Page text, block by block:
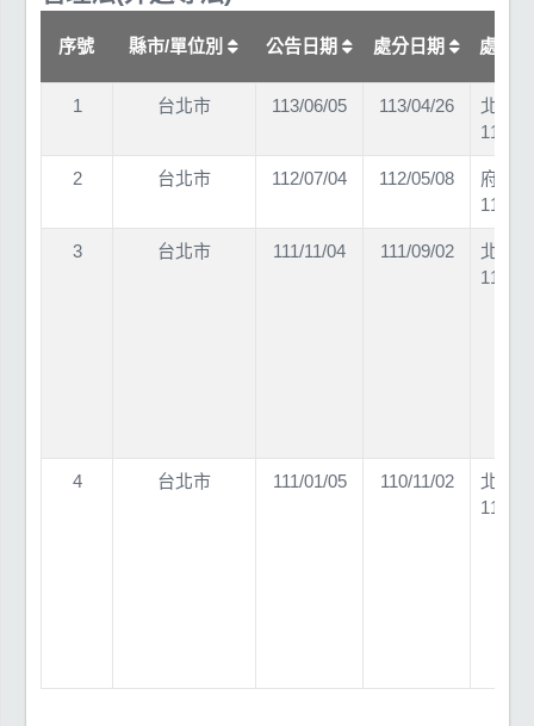
序號 縣市/單位別 公告日期 處分日期 處分
1 台北市 113/06/05 113/04/26
北市
2 台北市 112/07/04 112/05/08
府勞
3 台北市 111/11/04 111/09/02
北市
4 台北市 111/01/05 110/11/02
北市